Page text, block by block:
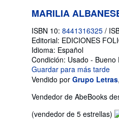
MARILIA
ISBN 10: 8441316325 /
Editorial: EDICIONES
Idioma: Español
Condición: Usado - Bueno
Guardar para más tarde
Vendido por Grupo Letras,
Vendedor de AbeBooks
(vendedor de 5 estrellas)